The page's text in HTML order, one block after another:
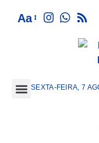
Aa
SEXTA-FEIRA, 7